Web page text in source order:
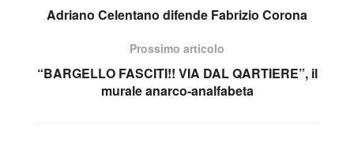
Adriano Celentano difende Fabrizio Corona
Prossimo articolo
“BARGELLO FASCITI!! VIA DAL QARTIERE”, il
murale anarco-analfabeta